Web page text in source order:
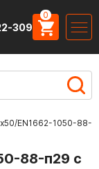
309
0
EN1662-1050-88-
88-п29 с